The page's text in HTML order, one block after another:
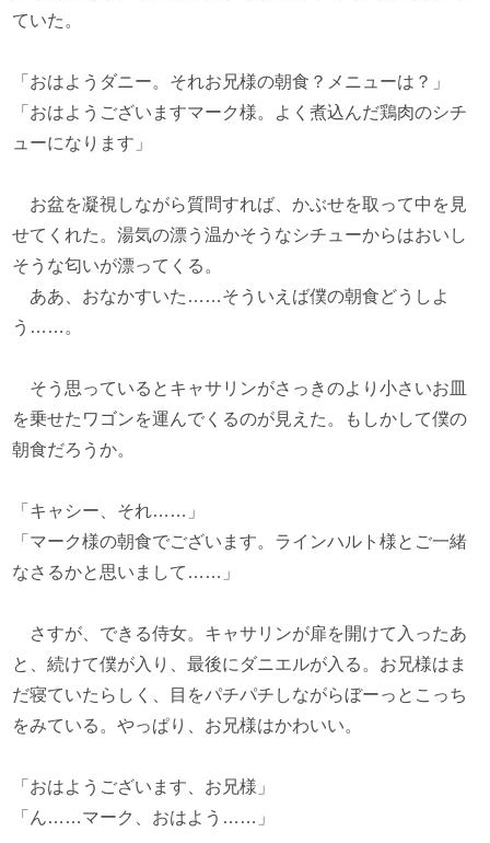
ていた。
「おはようダニー。それお兄様の朝食？メニューは？」
「おはようございますマーク様。よく煮込んだ鶏肉のシチ
ューになります」
お盆を凝視しながら質問すれば、かぶせを取って中を見
せてくれた。湯気の漂う温かそうなシチューからはおいし
そうな匂いが漂ってくる。
ああ、おなかすいた……そういえば僕の朝食どうしよ
う……。
そう思っているとキャサリンがさっきのより小さいお皿
を乗せたワゴンを運んでくるのが見えた。もしかして僕の
朝食だろうか。
「キャシー、それ……」
「マーク様の朝食でございます。ラインハルト様とご一緒
なさるかと思いまして……」
さすが、できる侍女。キャサリンが扉を開けて入ったあ
と、続けて僕が入り、最後にダニエルが入る。お兄様はま
だ寝ていたらしく、目をパチパチしながらぼーっとこっち
をみている。やっぱり、お兄様はかわいい。
「おはようございます、お兄様」
「ん……マーク、おはよう……」